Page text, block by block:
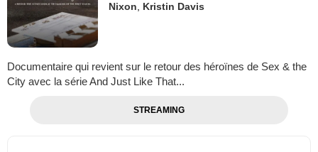
Nixon
Kristin Davis
Documentaire qui revient sur le retour des héroïnes de Sex & the
City avec la série And Just Like That...
STREAMING